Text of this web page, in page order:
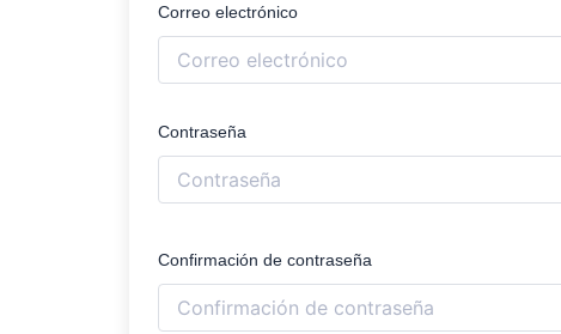
Correo electrónico
Contraseña
Confirmación de contraseña